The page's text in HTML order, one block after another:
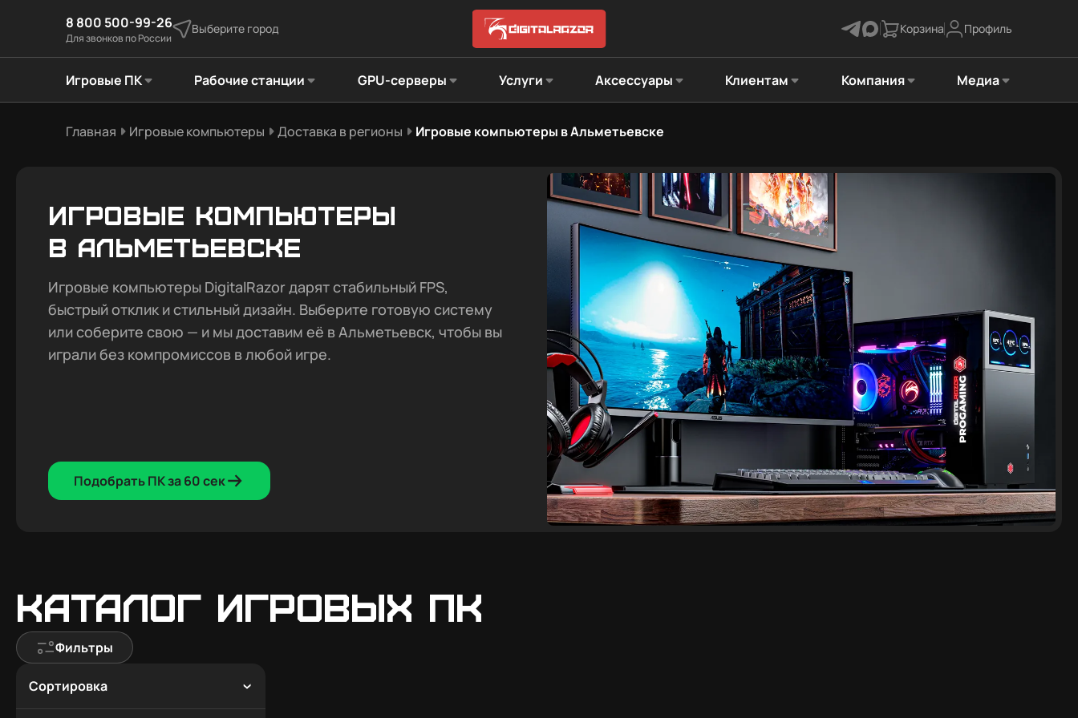
8 800 500-99-26
Для звонков по России
Выберите город Корзина Профиль
Игровые ПК Рабочие станции GPU-серверы Услуги Аксессуары Клиентам Компания Медиа
Главная Игровые компьютеры Доставка в регионы Игровые компьютеры в Альметьевске
Игровые компьютеры
в Альметьевске
Игровые компьютеры DigitalRazor дарят стабильный FPS,
быстрый отклик и стильный дизайн. Выберите готовую систему
или соберите свою — и мы доставим её в Альметьевск, чтобы вы
играли без компромиссов в любой игре.
Подобрать ПК за 60 сек
Каталог игровых ПК
Фильтры
Сортировка